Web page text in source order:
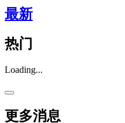
最新
热门
Loading...
更多消息